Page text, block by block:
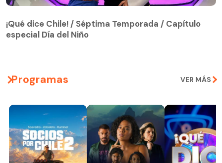
especial Día del Niño
¡Qué dice Chile! / Séptima Temporada / Capítulo
especial Día del Niño
Programas VER MÁS